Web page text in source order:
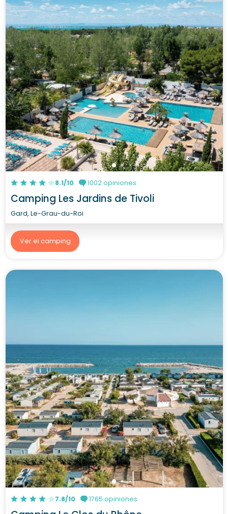
8.1/10 1002 opiniones
Camping Les Jardins de Tivoli
Gard, Le-Grau-du-Roi
Ver el camping
7.8/10 1765 opiniones